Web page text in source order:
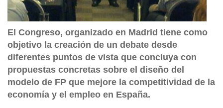
El Congreso, organizado en Madrid tiene como
objetivo la creación de un debate desde
diferentes puntos de vista que concluya con
propuestas concretas sobre el diseño del
modelo de FP que mejore la competitividad de la
economía y el empleo en España.